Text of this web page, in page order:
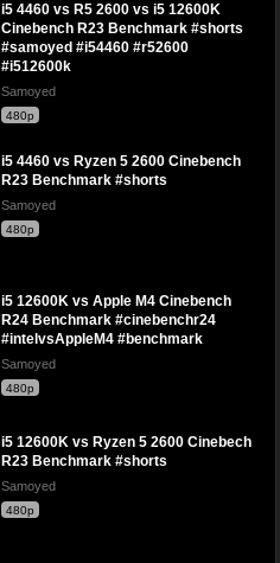
i5 4460 vs R5 2600 vs i5 12600K
Cinebench R23 Benchmark #shorts
#samoyed #i54460 #r52600
#i512600k
Samoyed
480p
i5 4460 vs Ryzen 5 2600 Cinebench
R23 Benchmark #shorts
Samoyed
480p
i5 12600K vs Apple M4 Cinebench
R24 Benchmark #cinebenchr24
#intelvsAppleM4 #benchmark
Samoyed
480p
i5 12600K vs Ryzen 5 2600 Cinebech
R23 Benchmark #shorts
Samoyed
480p